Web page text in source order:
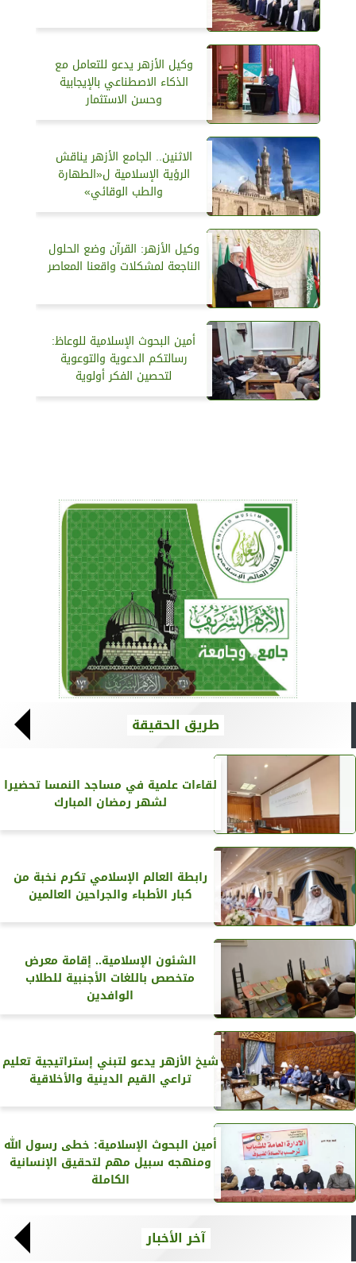
وكيل الأزهر يدعو للتعامل مع
الذكاء الاصطناعي بالإيجابية
وحسن الاستثمار
الاثنين.. الجامع الأزهر يناقش
الرؤية الإسلامية ل«الطهارة
والطب الوقائي»
وكيل الأزهر: القرآن وضع الحلول
الناجعة لمشكلات واقعنا المعاصر
أمين البحوث الإسلامية للوعاظ:
رسالتكم الدعوية والتوعوية
لتحصين الفكر أولوية
طريق الحقيقة
لقاءات علمية في مساجد النمسا تحضيرا
لشهر رمضان المبارك
رابطة العالم الإسلامي تكرم نخبة من
كبار الأطباء والجراحين العالمين
الشئون الإسلامية.. إقامة معرض
متخصص باللغات الأجنبية للطلاب
الوافدين
شيخ الأزهر يدعو لتبني إستراتيجية تعليم
تراعي القيم الدينية والأخلاقية
أمين البحوث الإسلامية: خطى رسول الله
ومنهجه سبيل مهم لتحقيق الإنسانية
الكاملة
آخر الأخبار